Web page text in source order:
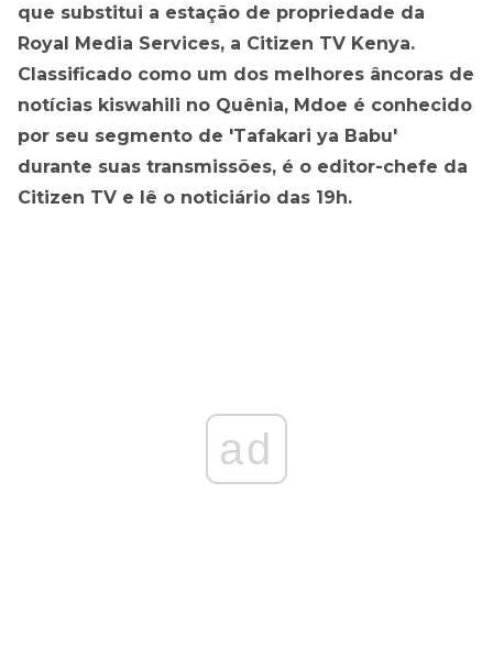
que substitui a estação de propriedade da
Royal Media Services, a Citizen TV Kenya.
Classificado como um dos melhores âncoras de
notícias kiswahili no Quênia, Mdoe é conhecido
por seu segmento de 'Tafakari ya Babu'
durante suas transmissões, é o editor-chefe da
Citizen TV e lê o noticiário das 19h.
ad